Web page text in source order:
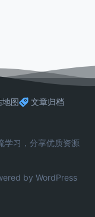
地图 文章归档
学习，分享优质资源
by WordPress